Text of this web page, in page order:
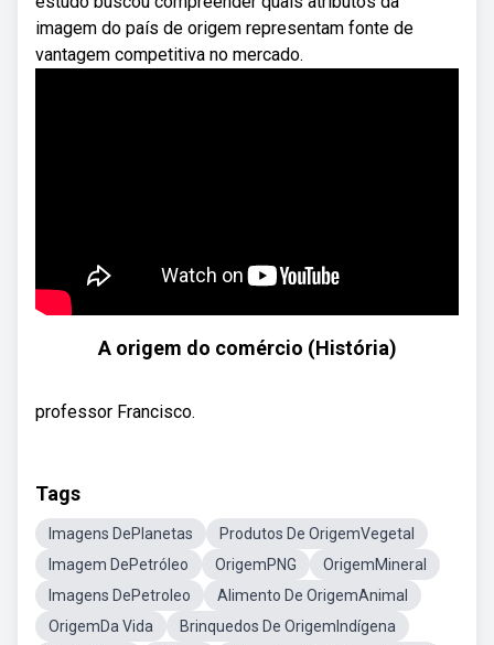
imagem do país de origem representam fonte de
vantagem competitiva no mercado.
A origem do comércio (História)
professor Francisco.
Tags
Imagens DePlanetas
Produtos De OrigemVegetal
Imagem DePetróleo
OrigemPNG
OrigemMineral
Imagens DePetroleo
Alimento De OrigemAnimal
OrigemDa Vida
Brinquedos De OrigemIndígena